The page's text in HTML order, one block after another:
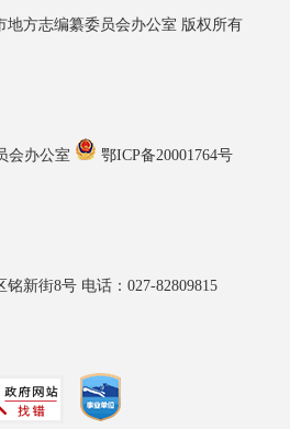
地方志编纂委员会办公室 版权所有
会办公室 鄂ICP备20001764号
新街8号 电话：027-82809815